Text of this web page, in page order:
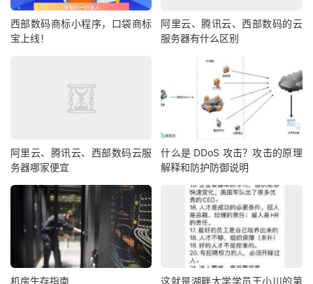
西部数码商标小程序，口袋商标
宝上线！
阿里云、腾讯云、西部数码的云
服务器有什么区别
阿里云、腾讯云、西部数码云服
务器哪家便宜
什么是 DDoS 攻击？攻击的原理
解释和防护防御说明
机房生存指南 这就是湖畔大学学员王小川的第